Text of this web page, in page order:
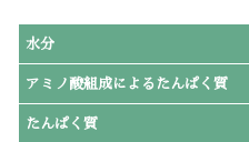
水分
アミノ酸組成によるたんぱく質
たんぱく質